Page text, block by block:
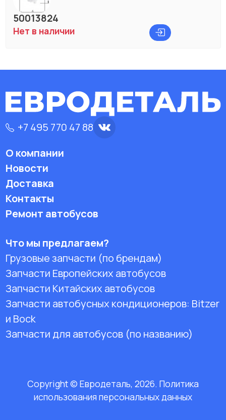
50013824
Нет в наличии
+7 495 770 47 88
О компании
Новости
Доставка
Контакты
Ремонт автобусов
Что мы предлагаем?
Грузовые запчасти (по брендам)
Запчасти Европейских автобусов
Запчасти Китайских автобусов
Запчасти автобусных кондиционеров: Bitzer
и Bock
Запчасти для автобусов (по названию)
Copyright © Евродеталь, 2026. Политика
использования персональных данных